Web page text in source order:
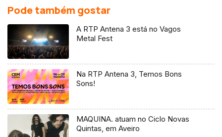
Pode também gostar
A RTP Antena 3 está no Vagos
Metal Fest
Na RTP Antena 3, Temos Bons
Sons!
MAQUINA. atuam no Ciclo Novas
Quintas, em Aveiro